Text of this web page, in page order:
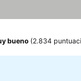
bueno (2.834